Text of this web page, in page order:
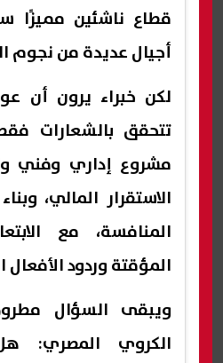
قطاع ناشئين
أجيال عديدة من نجوم
لكن خبراء يرون أن
تتحقق بالشعارات
مشروع إداري وفني
الاستقرار المالي،
المنافسة، مع
المؤقتة وردود
ويبقى السؤال
الكروي المصري: